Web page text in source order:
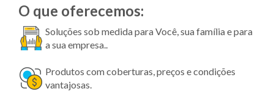
O que oferecemos:
Soluções sob medida para Você, sua família e para
a sua empresa..
Produtos com coberturas, preços e condições
vantajosas.